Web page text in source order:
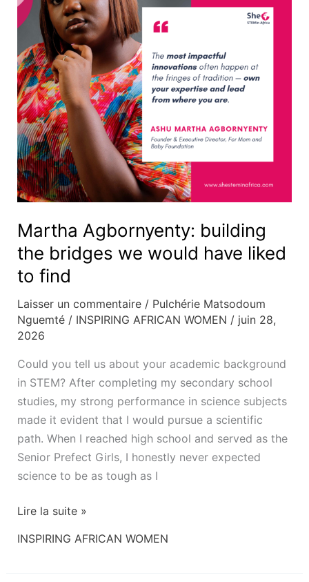
Martha Agbornyenty: building
the bridges we would have liked
to find
Laisser un commentaire / Pulchérie Matsodoum
Nguemté / INSPIRING AFRICAN WOMEN / juin 28,
2026
Could you tell us about your academic background
in STEM? After completing my secondary school
studies, my strong performance in science subjects
made it evident that I would pursue a scientific
path. When I reached high school and served as the
Senior Prefect Girls, I honestly never expected
science to be as tough as I
bridges
we
would
have
liked
to
find
Lire la suite »
INSPIRING AFRICAN WOMEN